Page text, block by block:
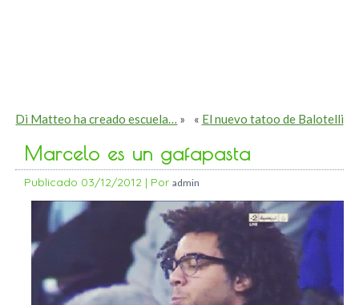
Di Matteo ha creado escuela… » « El nuevo tatoo de Balotelli
Marcelo es un gafapasta
Publicado 03/12/2012 | Por admin